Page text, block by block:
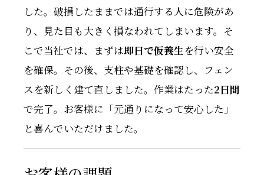
した。破損したままでは通行する人に危険があ
り、見た目も大きく損なわれてしまいます。そ
こで当社では、まずは即日で仮養生を行い安全
を確保。その後、支柱や基礎を確認し、フェン
スを新しく建て直しました。作業はたった2日間
で完了。お客様に「元通りになって安心した」
と喜んでいただけました。